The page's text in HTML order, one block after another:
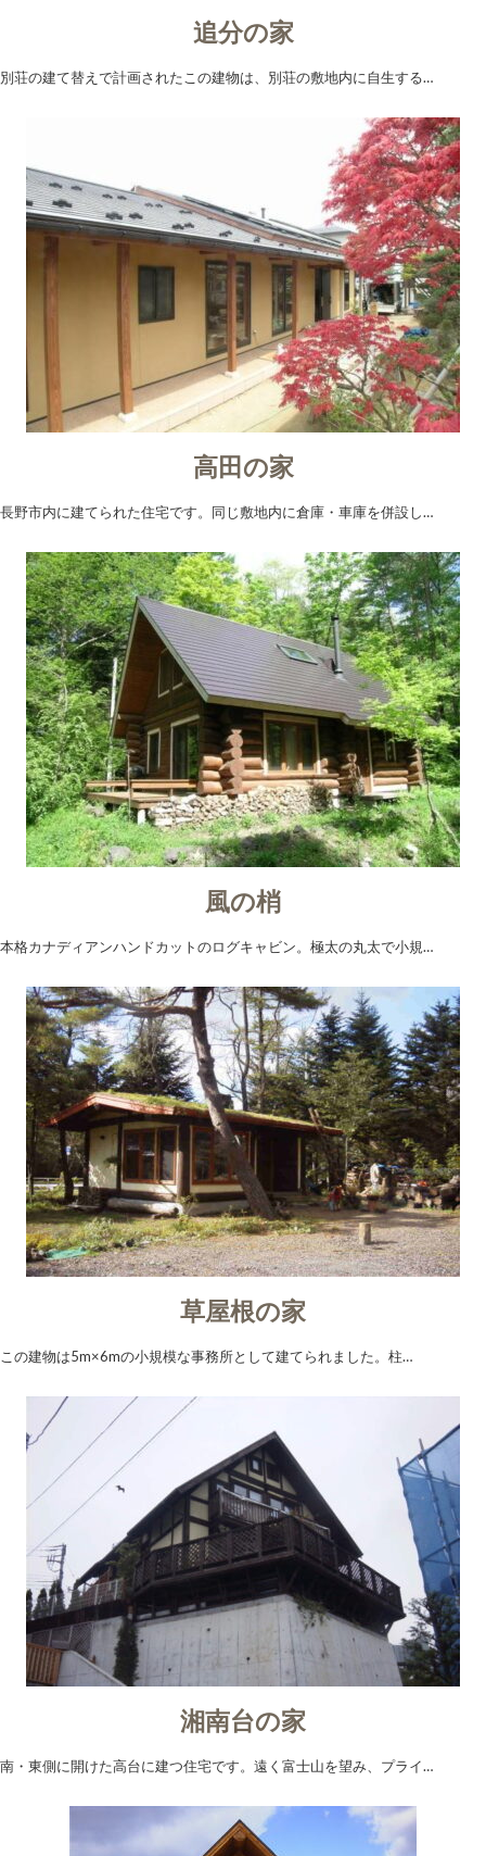
追分の家
別荘の建て替えで計画されたこの建物は、別荘の敷地内に自生する…
高田の家
長野市内に建てられた住宅です。同じ敷地内に倉庫・車庫を併設し…
風の梢
本格カナディアンハンドカットのログキャビン。極太の丸太で小規…
草屋根の家
この建物は5m×6mの小規模な事務所として建てられました。柱…
湘南台の家
南・東側に開けた高台に建つ住宅です。遠く富士山を望み、プライ…